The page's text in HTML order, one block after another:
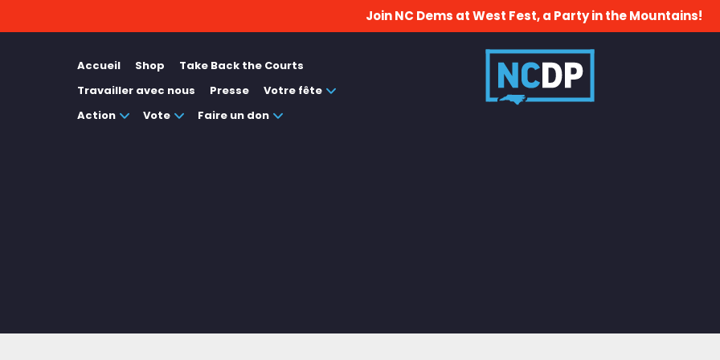
Join NC Dems at West Fest, a Party in the Mountains!
Accueil Shop
Take Back the Courts
Travailler avec nous
Presse
Votre fête
Action
Vote Faire un don